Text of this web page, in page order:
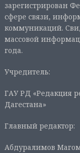
зарегистрирован
сфере связи,
коммуникаций.
массовой
года.
Учредитель:
ГАУ РД «Редакция
Дагестана»
Главный редактор:
Абдуралимов